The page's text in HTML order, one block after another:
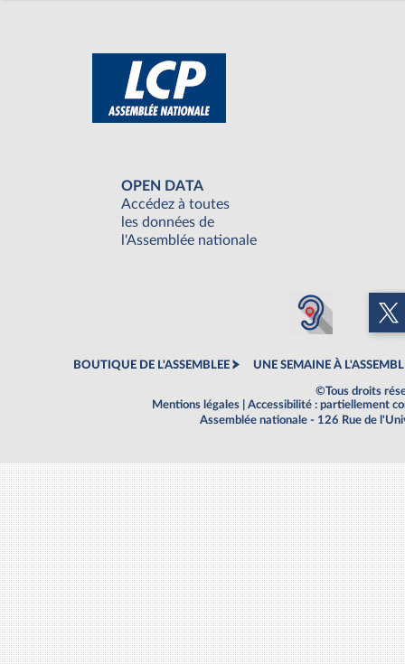
OPEN DATA
Accédez à toutes
les données de
l'Assemblée nationale
BOUTIQUE DE L'ASSEMBLEE UNE SEMAINE À
©Tous droits
Mentions légales
Accessibilité : partiellement
Assemblée nationale - 126 Rue de